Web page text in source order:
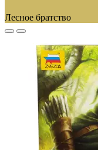
Лесное братство